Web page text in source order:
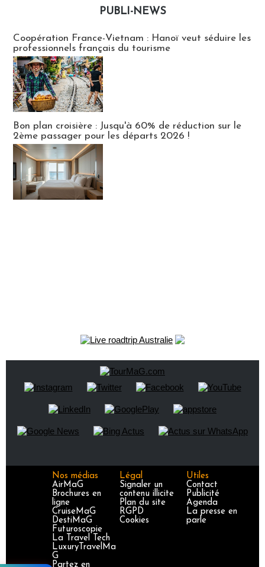
PUBLI-NEWS
Coopération France-Vietnam : Hanoï veut séduire les
professionnels français du tourisme
Bon plan croisière : Jusqu'à 60% de réduction sur le
2ème passager pour les départs 2026 !
Nos médias
AirMaG
Brochures en
ligne
CruiseMaG
DestiMaG
Futuroscopie
La Travel Tech
LuxuryTravelMa
G
Partez en
Légal
Signaler un
contenu illicite
Plan du site
RGPD
Cookies
Utiles
Contact
Publicité
Agenda
La presse en
parle